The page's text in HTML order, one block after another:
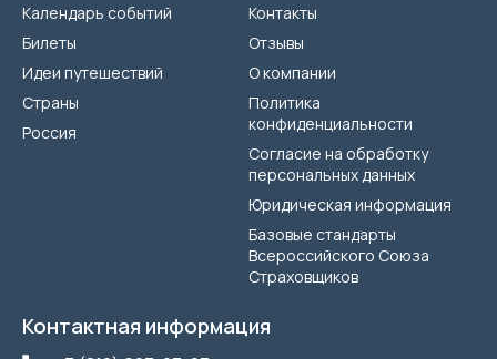
Календарь событий
Билеты
Идеи путешествий
Страны
Россия
Контакты
Отзывы
О компании
Политика
конфиденциальности
Согласие на обработку
персональных данных
Юридическая информация
Базовые стандарты
Всероссийского Союза
Страховщиков
Контактная информация